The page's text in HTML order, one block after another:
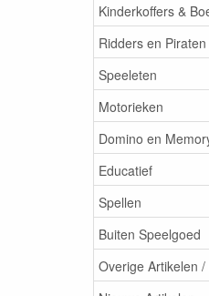
Kinderkoffers &
Ridders en Piraten
Speeleten
Motorieken
Domino en
Educatief
Spellen
Buiten Speelgoed
Overige Artikelen